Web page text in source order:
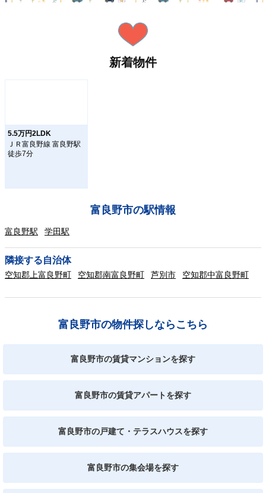
新着物件
5.5万円2LDK
ＪＲ富良野線 富良野駅
徒歩7分
富良野市の駅情報
富良野駅 学田駅
隣接する自治体
空知郡上富良野町 空知郡南富良野町 芦別市 空知郡中富良野町
富良野市の物件探しならこちら
富良野市の賃貸マンションを探す
富良野市の賃貸アパートを探す
富良野市の戸建て・テラスハウスを探す
富良野市の集会場を探す